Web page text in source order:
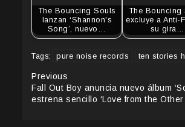
The Bouncing Souls
lanzan ‘Shannon's
Song’, nuevo…
The Bouncing
excluye a Anti-
su gira…
Tags: pure noise records ten stories
Continue
Reading
Previous
Fall Out Boy anuncia nuevo álbum
estrena sencillo ‘Love from the Other